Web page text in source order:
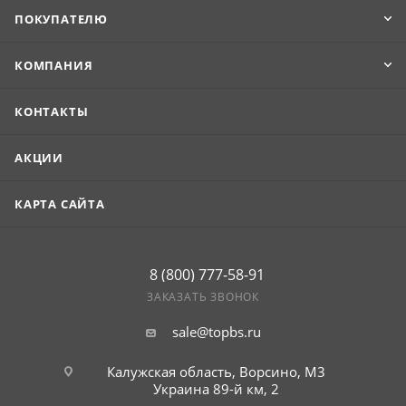
ПОКУПАТЕЛЮ
КОМПАНИЯ
КОНТАКТЫ
АКЦИИ
КАРТА САЙТА
8 (800) 777-58-91
ЗАКАЗАТЬ ЗВОНОК
sale@topbs.ru
Калужская область, Ворсино, М3
Украина 89-й км, 2